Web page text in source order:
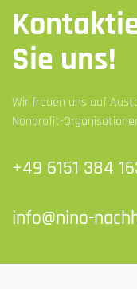
Sie uns!
Wir freuen uns auf
Nonprofit-
+49 6151 384
info@nino-